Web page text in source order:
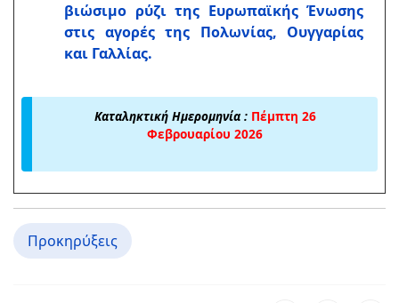
βιώσιμο ρύζι της Ευρωπαϊκής Ένωσης
στις αγορές της Πολωνίας, Ουγγαρίας
και Γαλλίας.
Καταληκτική Ημερομηνία : Πέμπτη 26
Φεβρουαρίου 2026
Προκηρύξεις